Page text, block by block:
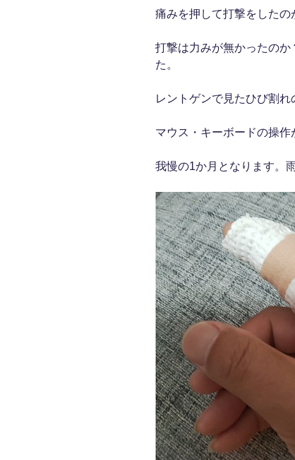
痛みを押して打撃をしたの
打撃は力みが無かったの
た。
レントゲンで見たひび割れ
マウス・キーボードの操作
我慢の1か月となります。